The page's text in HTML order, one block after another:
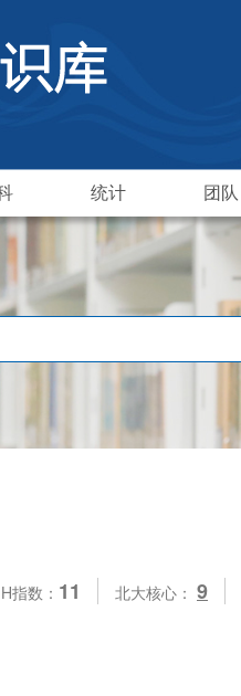
统计 团队
H指数： 11 北大核心： 9